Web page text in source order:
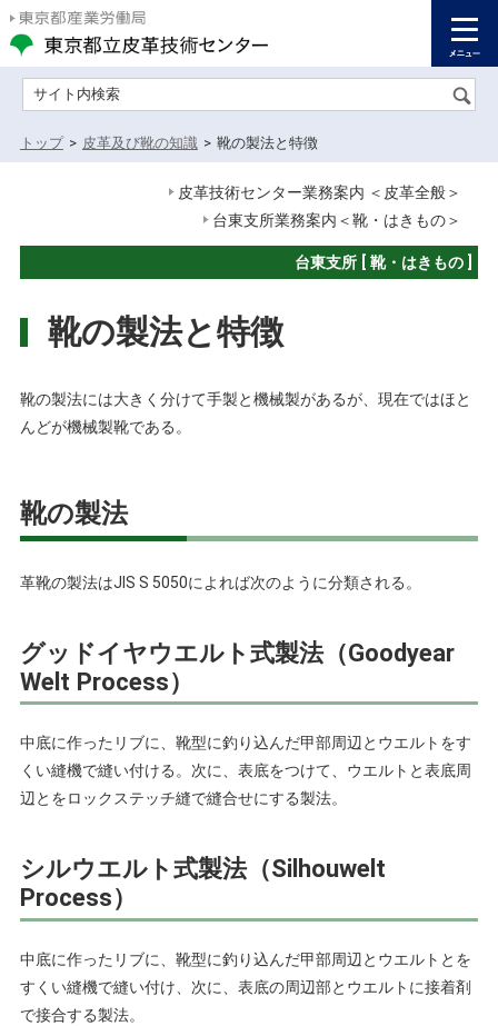
サイト内検索
トップ > 皮革及び靴の知識 > 靴の製法と特徴
皮革技術センター業務案内 ＜皮革全般＞
台東支所業務案内＜靴・はきもの＞
台東支所 [ 靴・はきもの ]
靴の製法と特徴
靴の製法には大きく分けて手製と機械製があるが、現在ではほと
んどが機械製靴である。
靴の製法
革靴の製法はJIS S 5050によれば次のように分類される。
グッドイヤウエルト式製法（Goodyear
Welt Process）
中底に作ったリブに、靴型に釣り込んだ甲部周辺とウエルトをす
くい縫機で縫い付ける。次に、表底をつけて、ウエルトと表底周
辺とをロックステッチ縫で縫合せにする製法。
シルウエルト式製法（Silhouwelt
Process）
中底に作ったリブに、靴型に釣り込んだ甲部周辺とウエルトとを
すくい縫機で縫い付け、次に、表底の周辺部とウエルトに接着剤
で接合する製法。